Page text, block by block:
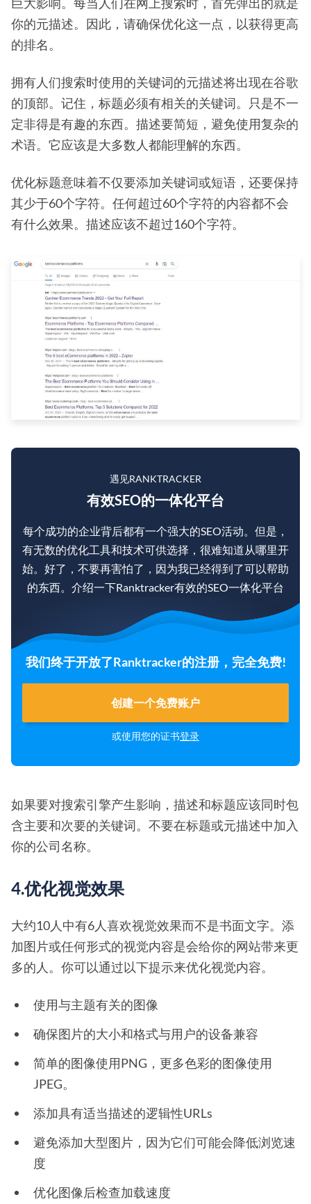
你的元描述。因此，请确保优化这一点，以获得更高
的排名。
拥有人们搜索时使用的关键词的元描述将出现在谷歌
的顶部。记住，标题必须有相关的关键词。只是不一
定非得是有趣的东西。描述要简短，避免使用复杂的
术语。它应该是大多数人都能理解的东西。
优化标题意味着不仅要添加关键词或短语，还要保持
其少于60个字符。任何超过60个字符的内容都不会
有什么效果。描述应该不超过160个字符。
遇见RANKTRACKER
有效SEO的一体化平台
每个成功的企业背后都有一个强大的SEO活动。但是，
有无数的优化工具和技术可供选择，很难知道从哪里开
始。好了，不要再害怕了，因为我已经得到了可以帮助
的东西。介绍一下Ranktracker有效的SEO一体化平台
我们终于开放了Ranktracker的注册，完全免费!
创建一个免费账户
或使用您的证书登录
如果要对搜索引擎产生影响，描述和标题应该同时包
含主要和次要的关键词。不要在标题或元描述中加入
你的公司名称。
4.优化视觉效果
大约10人中有6人喜欢视觉效果而不是书面文字。添
加图片或任何形式的视觉内容是会给你的网站带来更
多的人。你可以通过以下提示来优化视觉内容。
使用与主题有关的图像
确保图片的大小和格式与用户的设备兼容
简单的图像使用PNG，更多色彩的图像使用
JPEG。
添加具有适当描述的逻辑性URLs
避免添加大型图片，因为它们可能会降低浏览速
度
优化图像后检查加载速度